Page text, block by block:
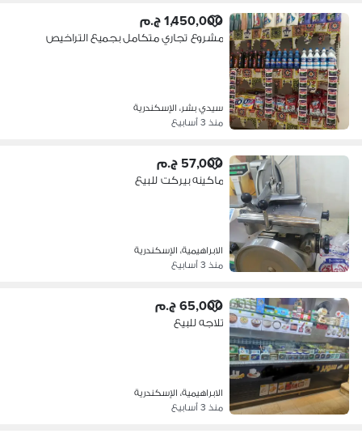
1,450,000 ج.م
مشروع تجاري متكامل بجميع التراخيص
سيدي بشر، الإسكندرية
منذ 3 أسابيع
57,000 ج.م
ماكينه بيركت للبيع
الابراهيمية، الإسكندرية
منذ 3 أسابيع
65,000 ج.م
تلاجه للبيع
الابراهيمية، الإسكندرية
منذ 3 أسابيع